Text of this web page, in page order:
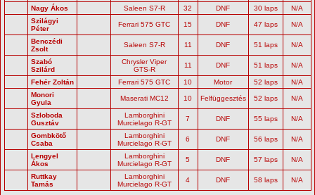
Nagy Ákos Saleen S7-R 32 DNF 30 laps
N/A
Szilágyi
Péter
Ferrari 575 GTC 15 DNF 47 laps N/A
Benczédi
Zsolt
Saleen S7-R 11 DNF 51 laps N/A
Szabó
Szilárd
Chrysler Viper
GTS-R
11 DNF 51 laps N/A
Fehér Zoltán Ferrari 575 GTC 10 Motor 52 laps
N/A
Monori
Gyula
Maserati MC12 10 Felfüggesztés 52 laps N/A
Szloboda
Gusztáv
Lamborghini
Murcielago R-GT
7 DNF 55 laps N/A
Gombkötő
Csaba
Lamborghini
Murcielago R-GT
6 DNF 56 laps N/A
Lengyel
Ákos
Lamborghini
Murcielago R-GT
5 DNF 57 laps N/A
Ruttkay
Tamás
Lamborghini
Murcielago R-GT
4 DNF 58 laps N/A